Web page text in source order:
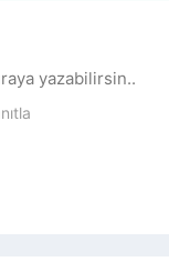
yazabilirsin..